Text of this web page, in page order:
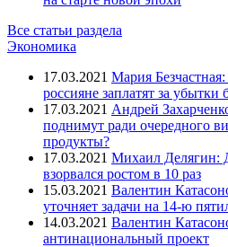
Все статьи раздела
Экономика
17.03.2021 Мария
россияне заплатят за убытки
17.03.2021 Андрей
поднимут ради очередного
продукты?
17.03.2021 Михаил Делягин:
взорвался ростом в 10 раз
15.03.2021 Валентин
уточняет задачи на 14-ю
14.03.2021 Валентин
антинациональный проект